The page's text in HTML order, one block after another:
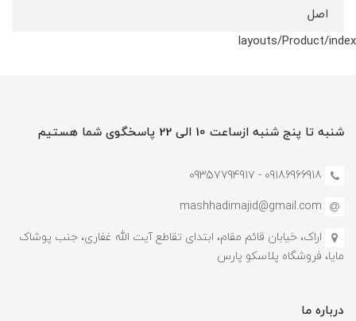
اصل
layouts/Product/index
شنبه تا پنج شنبه ازساعت 10 الی 22 پاسخگوی شما هستیم
09186966918 - 0935779491۷
mashhadimajid@gmail.com
اراک، خیابان قائم مقام، ابتدای تقاطع آیت الله غفاری، جنب پوشاک
مایا، فروشگاه پلاسکو پارس
درباره ما